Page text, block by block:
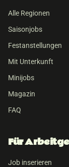
Alle Regionen
Saisonjobs
Festanstellungen
Mit Unterkunft
Minijobs
Magazin
FAQ
Für
Job inserieren